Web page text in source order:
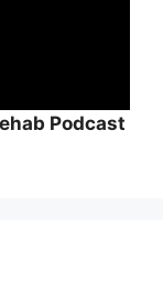
Podcast